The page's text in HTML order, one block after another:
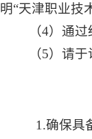
明“天津职业技
（4）通过
（5）请于
1.确保具